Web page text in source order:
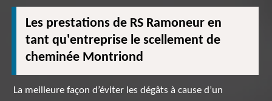
Les prestations de RS Ramoneur en
tant qu'entreprise le scellement de
cheminée Montriond
La meilleure façon d’éviter les dégâts à cause d’un